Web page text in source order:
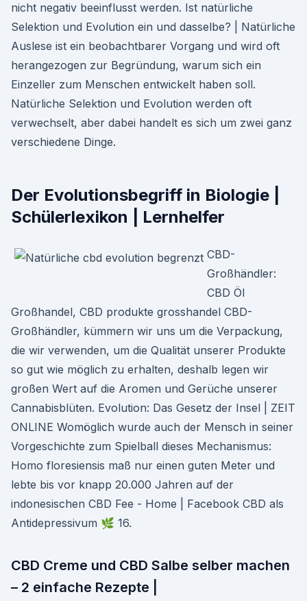
nicht negativ beeinflusst werden. Ist natürliche
Selektion und Evolution ein und dasselbe? | Natürliche
Auslese ist ein beobachtbarer Vorgang und wird oft
herangezogen zur Begründung, warum sich ein
Einzeller zum Menschen entwickelt haben soll.
Natürliche Selektion und Evolution werden oft
verwechselt, aber dabei handelt es sich um zwei ganz
verschiedene Dinge.
Der Evolutionsbegriff in Biologie |
Schülerlexikon | Lernhelfer
CBD-
Großhändler:
CBD Öl
Großhandel, CBD produkte grosshandel CBD-
Großhändler, kümmern wir uns um die Verpackung,
die wir verwenden, um die Qualität unserer Produkte
so gut wie möglich zu erhalten, deshalb legen wir
großen Wert auf die Aromen und Gerüche unserer
Cannabisblüten. Evolution: Das Gesetz der Insel | ZEIT
ONLINE Womöglich wurde auch der Mensch in seiner
Vorgeschichte zum Spielball dieses Mechanismus:
Homo floresiensis maß nur einen guten Meter und
lebte bis vor knapp 20.000 Jahren auf der
indonesischen CBD Fee - Home | Facebook CBD als
Antidepressivum 🌿 16.
CBD Creme und CBD Salbe selber machen
– 2 einfache Rezepte |